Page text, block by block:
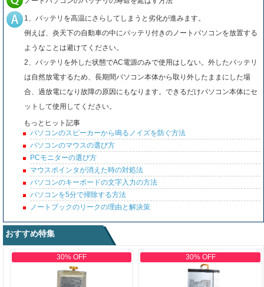
1、バッテリを高温にさらしてしまうと劣化が進みます。
例えば、炎天下の自動車の中にバッテリ付きのノートパソコンを放置する
ようなことは避けてください。
2、バッテリを外した状態でAC電源のみで使用はしない。外したバッテリ
は自然放電するため、長期間パソコン本体から取り外したままにした場
合、過放電になり故障の原因にもなります。できるだけパソコン本体にセ
ットして使用してください。
もっとヒット記事
パソコンのスピーカーから鳴るノイズを防ぐ方法
パソコンのマウスの選び方
PCモニターの選び方
マウスポインタが消えた時の対処法
パソコンのキーボードの文字入力の方法
パソコンを5分で掃除する方法
ノートブックのリークの理由と解決策
おすすめ特集
30% OFF 30% OFF